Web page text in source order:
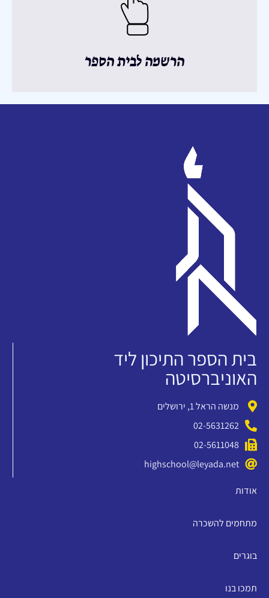
הרשמה לבית הספר
בית הספר התיכון ליד
האוניברסיטה
מנשה הראל 1, ירושלים
02-5631262
02-5611048
highschool@leyada.net
אודות
מתחמים להשכרה
בוגרים
תמכו בנו